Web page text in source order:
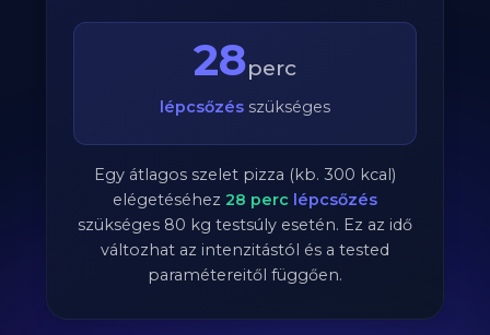
28perc
lépcsőzés szükséges
Egy átlagos szelet pizza (kb. 300 kcal)
elégetéséhez 28 perc lépcsőzés
szükséges 80 kg testsúly esetén. Ez az idő
változhat az intenzitástól és a tested
paramétereitől függően.